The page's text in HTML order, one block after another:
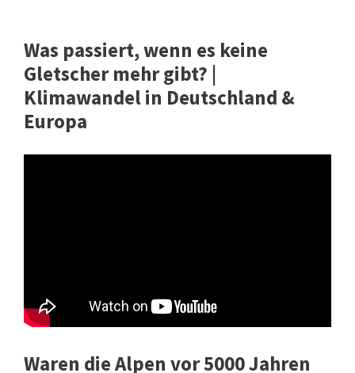
Was passiert, wenn es keine
Gletscher mehr gibt? |
Klimawandel in Deutschland &
Europa
Waren die Alpen vor 5000 Jahren